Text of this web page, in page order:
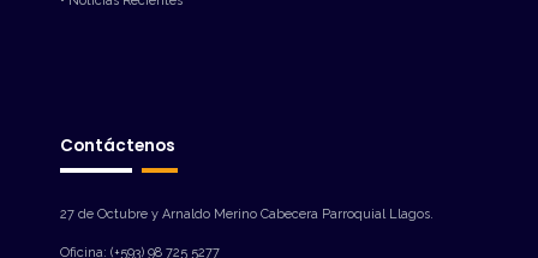
Contáctenos
27 de Octubre y Arnaldo Merino Cabecera Parroquial Llagos.
Oficina: (+593) 98 725 5277